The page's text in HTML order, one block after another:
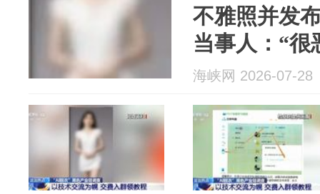
不雅照并发
当事人：“很
心！”央视起
海峡网 2026-07-28